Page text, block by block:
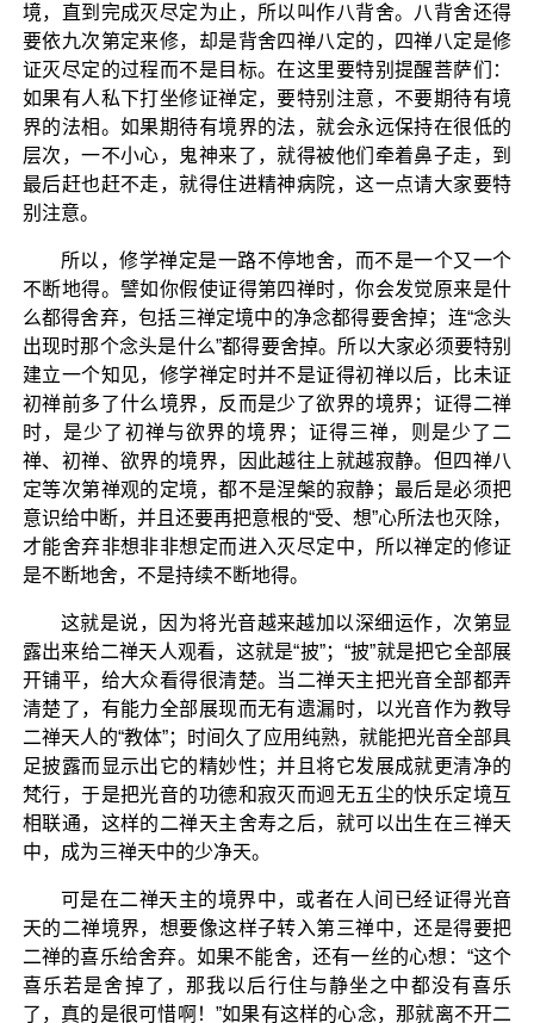
境，直到完成灭尽定为止，所以叫作八背舍。八背舍还得
要依九次第定来修，却是背舍四禅八定的，四禅八定是修
证灭尽定的过程而不是目标。在这里要特别提醒菩萨们：
如果有人私下打坐修证禅定，要特别注意，不要期待有境
界的法相。如果期待有境界的法，就会永远保持在很低的
层次，一不小心，鬼神来了，就得被他们牵着鼻子走，到
最后赶也赶不走，就得住进精神病院，这一点请大家要特
别注意。
所以，修学禅定是一路不停地舍，而不是一个又一个
不断地得。譬如你假使证得第四禅时，你会发觉原来是什
么都得舍弃，包括三禅定境中的净念都得要舍掉；连“念头
出现时那个念头是什么”都得要舍掉。所以大家必须要特别
建立一个知见，修学禅定时并不是证得初禅以后，比未证
初禅前多了什么境界，反而是少了欲界的境界；证得二禅
时，是少了初禅与欲界的境界；证得三禅，则是少了二
禅、初禅、欲界的境界，因此越往上就越寂静。但四禅八
定等次第禅观的定境，都不是涅槃的寂静；最后是必须把
意识给中断，并且还要再把意根的“受、想”心所法也灭除，
才能舍弃非想非非想定而进入灭尽定中，所以禅定的修证
是不断地舍，不是持续不断地得。
这就是说，因为将光音越来越加以深细运作，次第显
露出来给二禅天人观看，这就是“披”；“披”就是把它全部展
开铺平，给大众看得很清楚。当二禅天主把光音全部都弄
清楚了，有能力全部展现而无有遗漏时，以光音作为教导
二禅天人的“教体”；时间久了应用纯熟，就能把光音全部具
足披露而显示出它的精妙性；并且将它发展成就更清净的
梵行，于是把光音的功德和寂灭而迥无五尘的快乐定境互
相联通，这样的二禅天主舍寿之后，就可以出生在三禅天
中，成为三禅天中的少净天。
可是在二禅天主的境界中，或者在人间已经证得光音
天的二禅境界，想要像这样子转入第三禅中，还是得要把
二禅的喜乐给舍弃。如果不能舍，还有一丝的心想：“这个
喜乐若是舍掉了，那我以后行住与静坐之中都没有喜乐
了，真的是很可惜啊！”如果有这样的心念，那就离不开二